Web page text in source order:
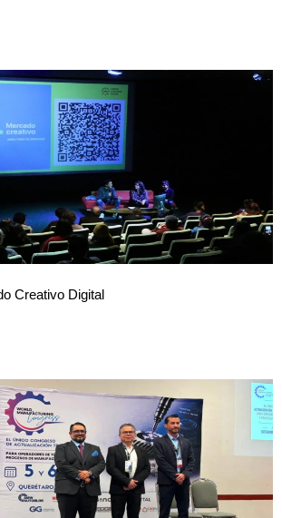
Creativo Digital